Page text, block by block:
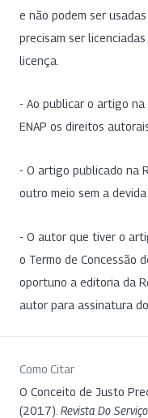
e não podem ser
precisam ser
licença.
- Ao publicar o artigo
ENAP os direitos
- O artigo publicado na
outro meio sem a
- O autor que tiver o
o Termo de Concessão
oportuno a editoria da
autor para assinatura do
Como Citar
O Conceito de Justo
(2017). Revista Do